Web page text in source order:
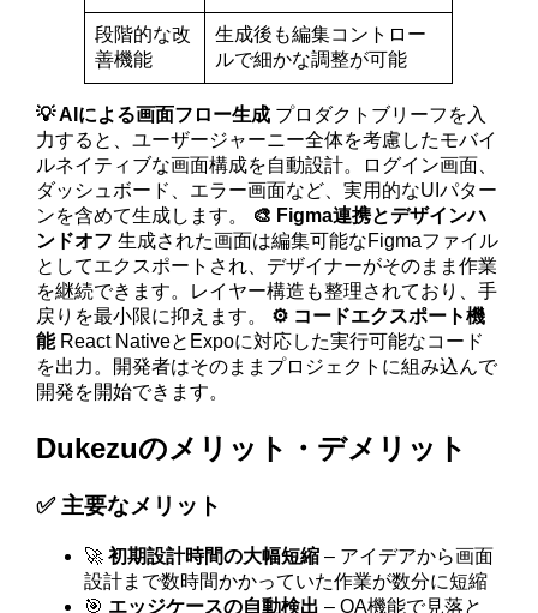
段階的な改
善機能
生成後も編集コントロー
ルで細かな調整が可能
💡 AIによる画面フロー生成 プロダクトブリーフを入
力すると、ユーザージャーニー全体を考慮したモバイ
ルネイティブな画面構成を自動設計。ログイン画面、
ダッシュボード、エラー画面など、実用的なUIパター
ンを含めて生成します。 🎨 Figma連携とデザインハ
ンドオフ 生成された画面は編集可能なFigmaファイル
としてエクスポートされ、デザイナーがそのまま作業
を継続できます。レイヤー構造も整理されており、手
戻りを最小限に抑えます。 ⚙️ コードエクスポート機
能React NativeとExpoに対応した実行可能なコード
を出力。開発者はそのままプロジェクトに組み込んで
開発を開始できます。
Dukezuのメリット・デメリット
✅ 主要なメリット
🚀初期設計時間の大幅短縮 – アイデアから画面
設計まで数時間かかっていた作業が数分に短縮
🎯 エッジケースの自動検出 – QA機能で見落と